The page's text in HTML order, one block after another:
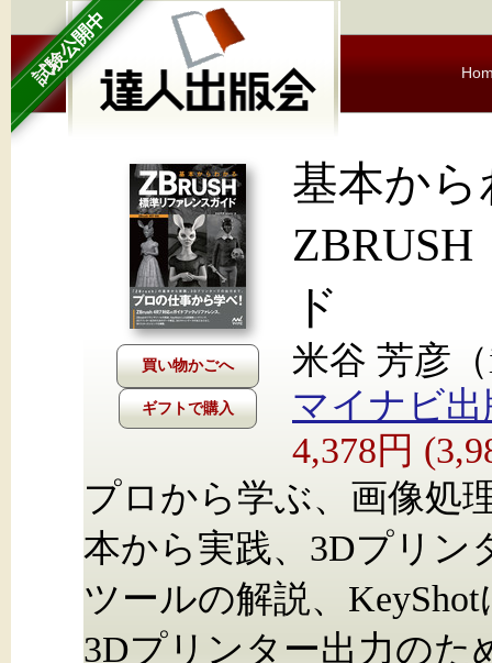
試験公開中
ギフトで購入
基本か
ド
米谷 芳彦
マイナビ出
4,378円
プロから学ぶ、画像処
本から実践、3Dプリン
ツールの解説、
3Dプリンター出力のた